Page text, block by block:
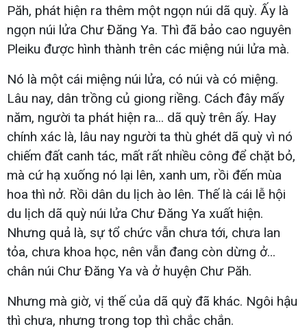
Păh, phát hiện ra thêm một ngọn núi dã quỳ. Ấy là
ngọn núi lửa Chư Đăng Ya. Thì đã bảo cao nguyên
Pleiku được hình thành trên các miệng núi lửa mà.
Nó là một cái miệng núi lửa, có núi và có miệng.
Lâu nay, dân trồng củ giong riềng. Cách đây mấy
năm, người ta phát hiện ra... dã quỳ trên ấy. Hay
chính xác là, lâu nay người ta thù ghét dã quỳ vì nó
chiếm đất canh tác, mất rất nhiều công để chặt bỏ,
mà cứ hạ xuống nó lại lên, xanh um, rồi đến mùa
hoa thì nở. Rồi dân du lịch ào lên. Thế là cái lễ hội
du lịch dã quỳ núi lửa Chư Đăng Ya xuất hiện.
Nhưng quả là, sự tổ chức vẫn chưa tới, chưa lan
tỏa, chưa khoa học, nên vẫn đang còn dừng ở...
chân núi Chư Đăng Ya và ở huyện Chư Păh.
Nhưng mà giờ, vị thế của dã quỳ đã khác. Ngôi hậu
thì chưa, nhưng trong top thì chắc chắn.